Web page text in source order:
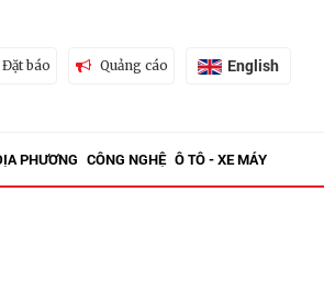
Đặt báo Quảng cáo English
PHƯƠNG CÔNG NGHỆ Ô TÔ - XE MÁY